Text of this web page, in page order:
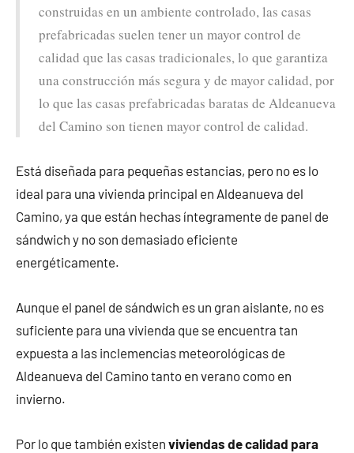
construidas en un ambiente controlado, las casas
prefabricadas suelen tener un mayor control de
calidad que las casas tradicionales, lo que garantiza
una construcción más segura y de mayor calidad, por
lo que las casas prefabricadas baratas de Aldeanueva
del Camino son tienen mayor control de calidad.
Está diseñada para pequeñas estancias, pero no es lo
ideal para una vivienda principal en Aldeanueva del
Camino, ya que están hechas íntegramente de panel de
sándwich y no son demasiado eficiente
energéticamente.
Aunque el panel de sándwich es un gran aislante, no es
suficiente para una vivienda que se encuentra tan
expuesta a las inclemencias meteorológicas de
Aldeanueva del Camino tanto en verano como en
invierno.
Por lo que también existen viviendas de calidad para